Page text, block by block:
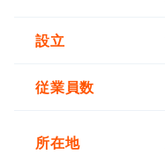
設立
従業員数
所在地